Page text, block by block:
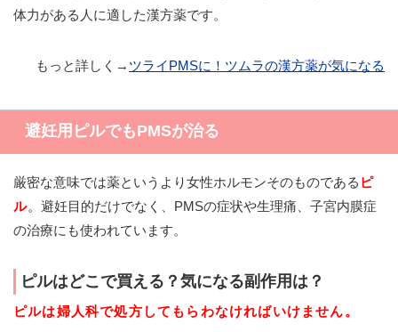
体力がある人に適した漢方薬です。
もっと詳しく→ ツライPMSに！ツムラの漢方薬が気になる
避妊用ピルでもPMSが治る
厳密な意味では薬というより女性ホルモンそのものである ピ
ル。避妊目的だけでなく、PMSの症状や生理痛、子宮内膜症
の治療にも使われています。
ピルはどこで買える？気になる副作用は？
ピルは婦人科で処方してもらわなければいけません。